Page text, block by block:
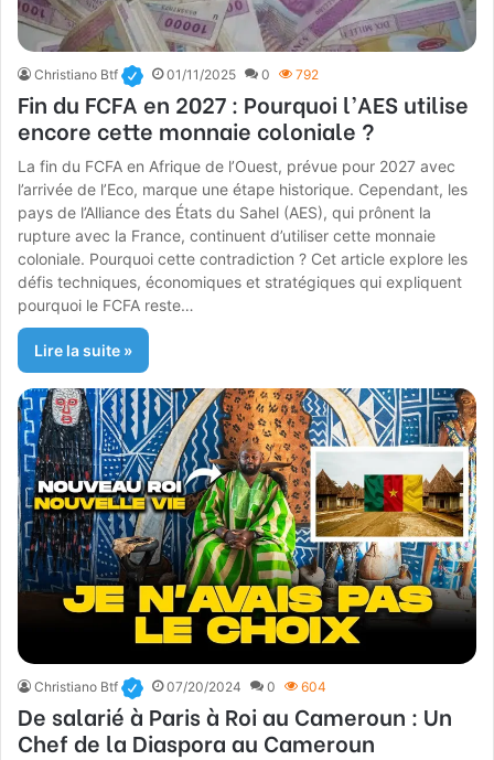
Christiano Btf 01/11/2025 0 792
Fin du FCFA en 2027 : Pourquoi l’AES utilise
encore cette monnaie coloniale ?
La fin du FCFA en Afrique de l’Ouest, prévue pour 2027 avec
l’arrivée de l’Eco, marque une étape historique. Cependant, les
pays de l’Alliance des États du Sahel (AES), qui prônent la
rupture avec la France, continuent d’utiliser cette monnaie
coloniale. Pourquoi cette contradiction ? Cet article explore les
défis techniques, économiques et stratégiques qui expliquent
pourquoi le FCFA reste…
Lire la suite »
Christiano Btf 07/20/2024 0 604
De salarié à Paris à Roi au Cameroun : Un
Chef de la Diaspora au Cameroun